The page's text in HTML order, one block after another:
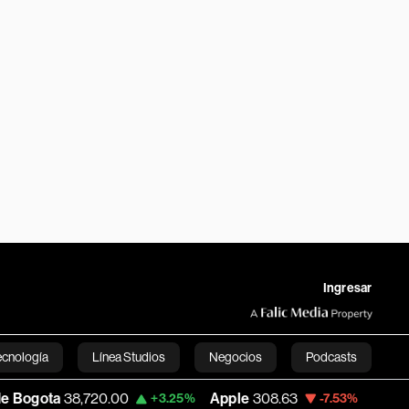
Ingresar
Línea Studios Negocios Podcasts
English+3.25% Apple 308.63 -7.53% USD COP